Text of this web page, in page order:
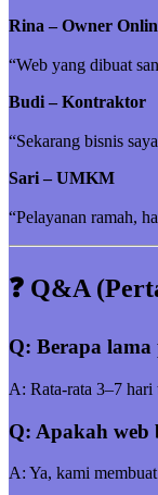
Rina – Owner
“Web yang dibuat
Budi – Kontraktor
“Sekarang bisnis
Sari – UMKM
“Pelayanan ramah,
❓ Q&A
Q: Berapa lama
A: Rata-rata 3–7
Q: Apakah web
A: Ya, kami